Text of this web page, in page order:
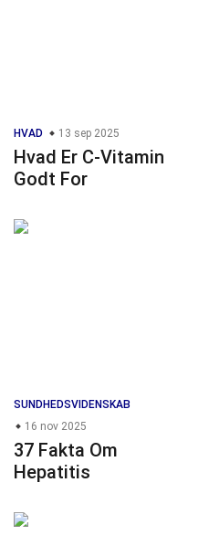
HVAD 13 sep 2025
Hvad Er C-Vitamin
Godt For
SUNDHEDSVIDENSKAB
16 nov 2025
37 Fakta Om
Hepatitis